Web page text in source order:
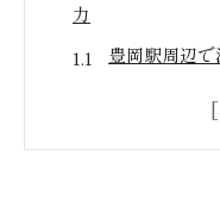
力
豊岡駅周辺